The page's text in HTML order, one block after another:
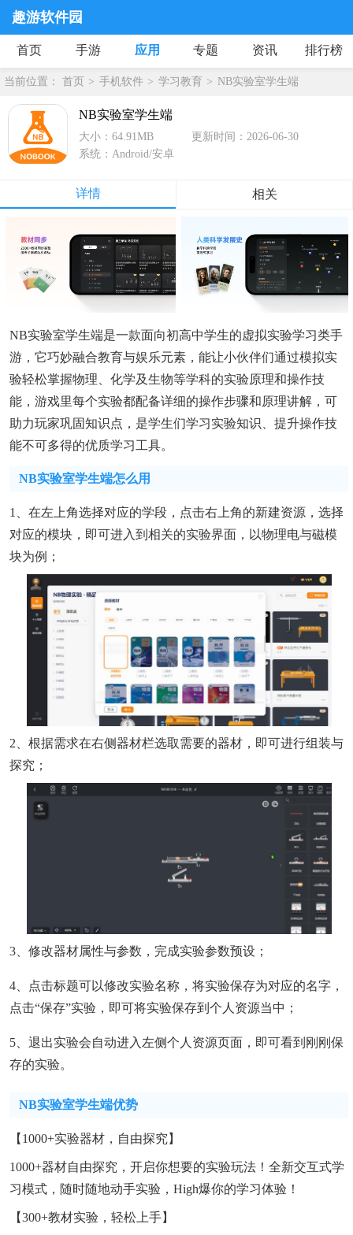
趣游软件园
首页 手游 应用 专题 资讯 排行榜
当前位置： 首页 手机软件 学习教育 NB实验室学生端
NB实验室学生端
大小：64.91MB
更新时间：2026-06-30
系统：Android/安卓
详情 相关
NB实验室学生端是一款面向初高中学生的虚拟实验学习类手
游，它巧妙融合教育与娱乐元素，能让小伙伴们通过模拟实
验轻松掌握物理、化学及生物等学科的实验原理和操作技
能，游戏里每个实验都配备详细的操作步骤和原理讲解，可
助力玩家巩固知识点，是学生们学习实验知识、提升操作技
能不可多得的优质学习工具。
NB实验室学生端怎么用
1、在左上角选择对应的学段，点击右上角的新建资源，选择
对应的模块，即可进入到相关的实验界面，以物理电与磁模
块为例；
2、根据需求在右侧器材栏选取需要的器材，即可进行组装与
探究；
3、修改器材属性与参数，完成实验参数预设；
4、点击标题可以修改实验名称，将实验保存为对应的名字，
点击“保存”实验，即可将实验保存到个人资源当中；
5、退出实验会自动进入左侧个人资源页面，即可看到刚刚保
存的实验。
NB实验室学生端优势
【1000+实验器材，自由探究】
1000+器材自由探究，开启你想要的实验玩法！全新交互式学
习模式，随时随地动手实验，High爆你的学习体验！
【300+教材实验，轻松上手】